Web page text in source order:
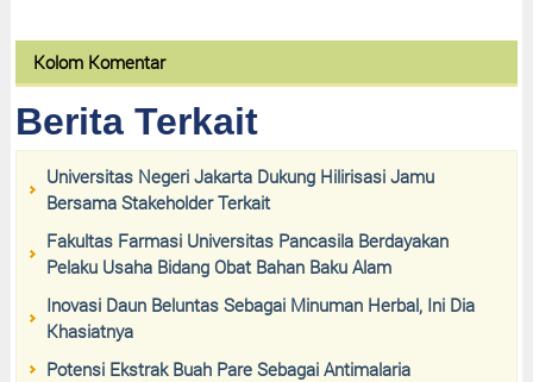
Kolom Komentar
Berita Terkait
Universitas Negeri Jakarta Dukung Hilirisasi Jamu
Bersama Stakeholder Terkait
Fakultas Farmasi Universitas Pancasila Berdayakan
Pelaku Usaha Bidang Obat Bahan Baku Alam
Inovasi Daun Beluntas Sebagai Minuman Herbal, Ini Dia
Khasiatnya
Potensi Ekstrak Buah Pare Sebagai Antimalaria